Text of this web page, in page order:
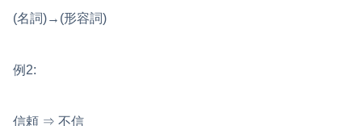
(名詞)→(形容詞)
例2:
信頼 ⇒ 不信